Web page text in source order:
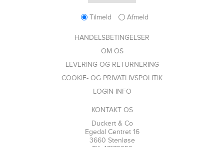
Tilmeld Afmeld
HANDELSBETINGELSER
OM OS
LEVERING OG RETURNERING
COOKIE- OG PRIVATLIVSPOLITIK
LOGIN INFO
KONTAKT OS
Duckert & Co
Egedal Centret 16
3660 Stenløse